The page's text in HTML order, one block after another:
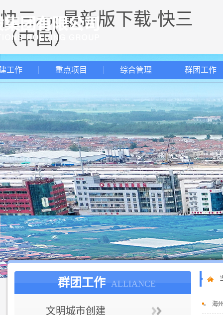
快三app最新版下载-快三
（中国）
工作 重点项目 综合管理 群团工作
群团工作 ALLIANCE
文明城市创建
海